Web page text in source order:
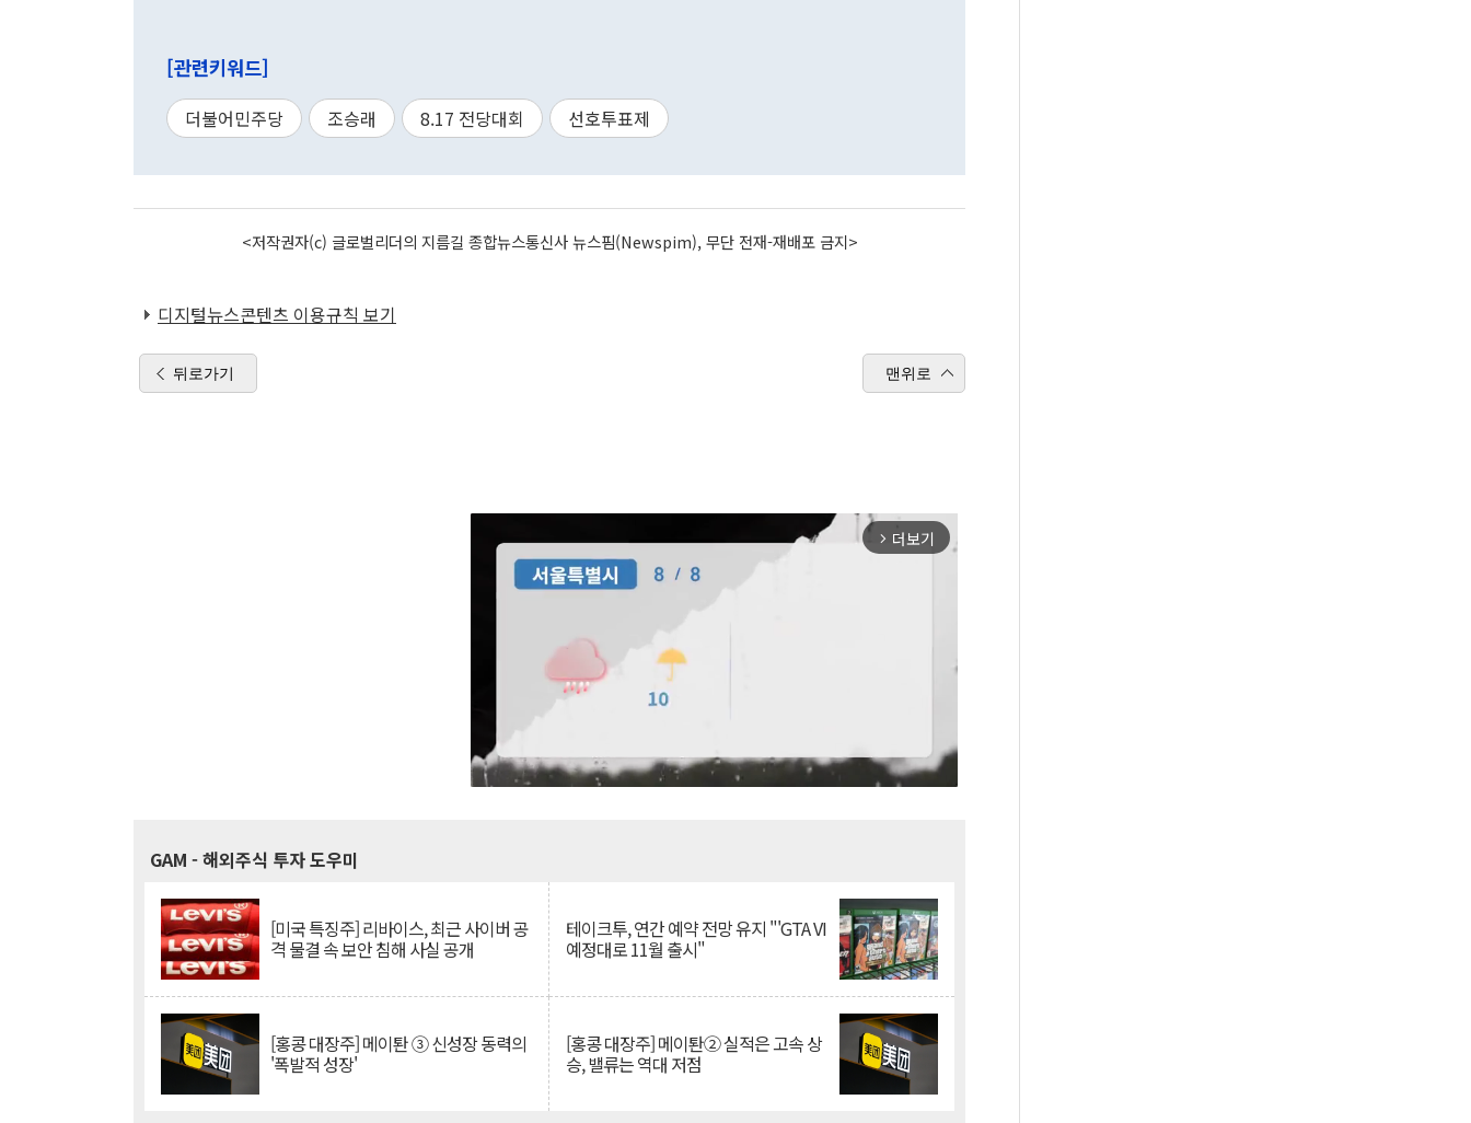
[관련키워드]
더불어민주당 조승래 8.17 전당대회 선호투표제
<저작권자(c) 글로벌리더의 지름길 종합뉴스통신사 뉴스핌(Newspim), 무단 전재-재배포 금지>
디지털뉴스콘텐츠 이용규칙 보기
뒤로가기 맨위로
arrow_forward_ios 더보기
GAM - 해외주식 투자 도우미
[미국 특징주] 리바이스, 최근 사이버 공
격 물결 속 보안 침해 사실 공개
테이크투, 연간 예약 전망 유지 "'GTA VI
예정대로 11월 출시"
[홍콩 대장주] 메이퇀 ③ 신성장 동력의
'폭발적 성장'
[홍콩 대장주] 메이퇀② 실적은 고속 상
승, 밸류는 역대 저점